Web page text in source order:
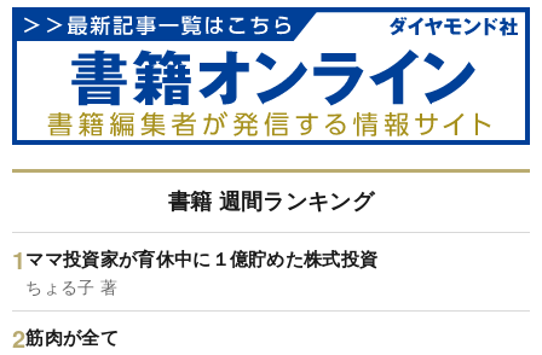
書籍 週間ランキング
ママ投資家が育休中に１億貯めた株式投資
ちょる子 著
筋肉が全て